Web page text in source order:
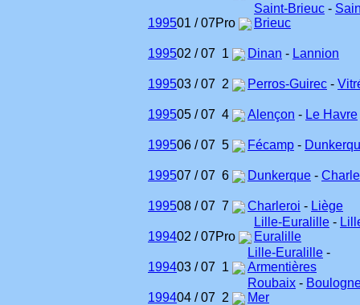
199501 / 07Pro
Saint-Brieuc -
Brieuc
199502 / 07 1 Dinan - Lannion
199503 / 07 2 Perros-Guirec -
199505 / 07 4 Alençon - Le Havre
199506 / 07 5 Fécamp -
199507 / 07 6 Dunkerque -
199508 / 07 7 Charleroi - Liège
199402 / 07Pro
Lille-Euralille -
Euralille
199403 / 07 1
Lille-Euralille -
Armentières
199404 / 07 2
Roubaix -
Mer